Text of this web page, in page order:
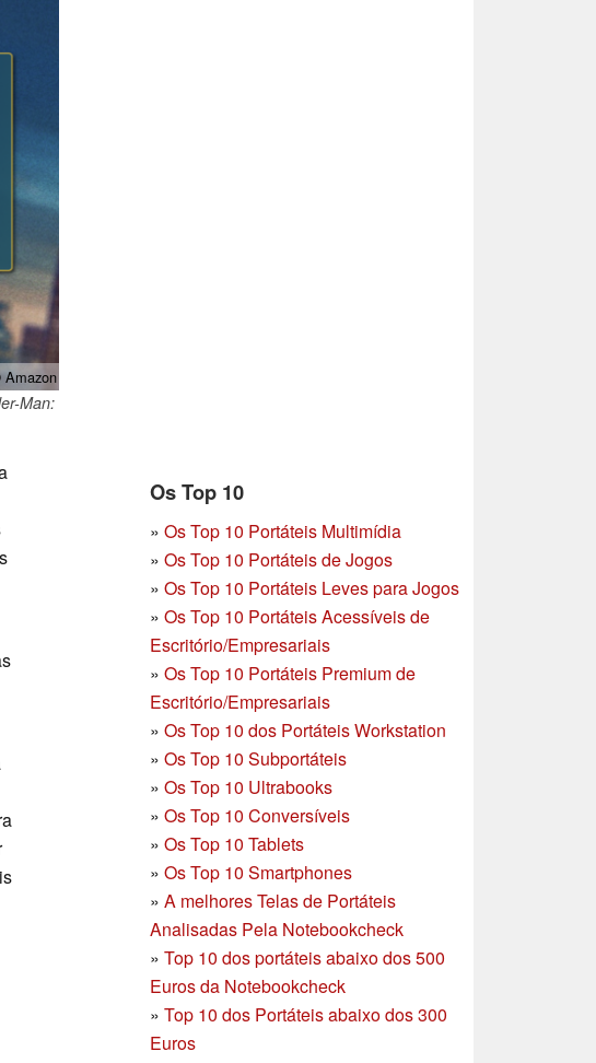
Man:
Os Top 10
» Os Top 10 Portáteis Multimídia
» Os Top 10 Portáteis de Jogos
» Os Top 10 Portáteis Leves para Jogos
» Os Top 10 Portáteis Acessíveis de
Escritório/Empresariais
» Os Top 10 Portáteis Premium de
Escritório/Empresariais
» Os Top 10 dos Portáteis Workstation
» Os Top 10 Subportáteis
» Os Top 10 Ultrabooks
» Os Top 10 Conversíveis
» Os Top 10 Tablets
» Os Top 10 Smartphones
» A melhores Telas de Portáteis
Analisadas Pela Notebookcheck
» Top 10 dos portáteis abaixo dos 500
Euros da Notebookcheck
» Top 10 dos Portáteis abaixo dos 300
Euros